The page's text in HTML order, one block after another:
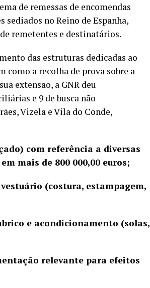
de remessas de encomendas
no Reino de Espanha,
remetentes e destinatários.
das estruturas dedicadas ao
a recolha de prova sobre a
extensão, a GNR deu
e 9 de busca não
Vizela e Vila do Conde,
com referência a diversas
mais de 800 000,00 euros;
(costura, estampagem,
e acondicionamento (solas,
relevante para efeitos